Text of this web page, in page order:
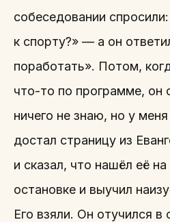
собеседовании
к спорту?» — а он
поработать». Потом,
что-то по программе, он
ничего не знаю, но у
достал страницу из
и сказал, что нашёл её
остановке и выучил
Его взяли. Он отучился